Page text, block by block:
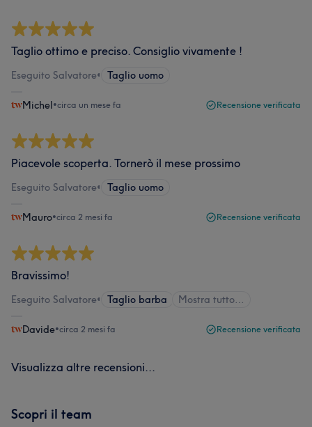
Taglio ottimo e preciso. Consiglio vivamente !
Eseguito Salvatore• Taglio uomo
Michel•circa un mese fa Recensione verificata
Piacevole scoperta. Tornerò il mese prossimo
Eseguito Salvatore• Taglio uomo
Mauro•circa 2 mesi fa Recensione verificata
Bravissimo!
Eseguito Salvatore• Taglio barba Mostra tutto…
Davide•circa 2 mesi fa Recensione verificata
Visualizza altre recensioni...
Scopri il team